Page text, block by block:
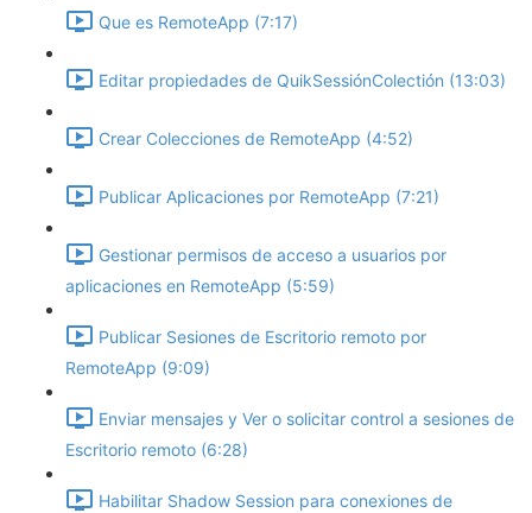
Que es RemoteApp (7:17)
Editar propiedades de QuikSessiónColectión (13:03)
Crear Colecciones de RemoteApp (4:52)
Publicar Aplicaciones por RemoteApp (7:21)
Gestionar permisos de acceso a usuarios por
aplicaciones en RemoteApp (5:59)
Publicar Sesiones de Escritorio remoto por
RemoteApp (9:09)
Enviar mensajes y Ver o solicitar control a sesiones de
Escritorio remoto (6:28)
Habilitar Shadow Session para conexiones de